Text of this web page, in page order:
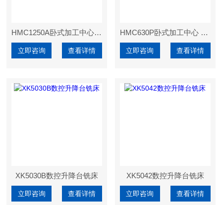
HMC1250A卧式加工中心 倒T结构 单工作台
立即咨询 查看详情
HMC630P卧式加工中心 倒T结构 双工作台
立即咨询 查看详情
XK5030B数控升降台铣床
立即咨询 查看详情
XK5042数控升降台铣床
立即咨询 查看详情